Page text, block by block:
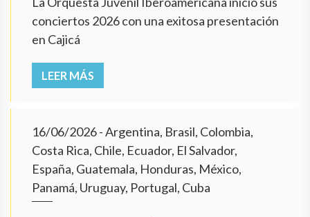
conciertos 2026 con una exitosa presentación
en Cajicá
LEER MÁS
16/06/2026- Argentina, Brasil, Colombia,
Costa Rica, Chile, Ecuador, El Salvador,
España, Guatemala, Honduras, México,
Panamá, Uruguay, Portugal, Cuba